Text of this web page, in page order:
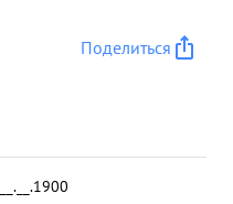
Поделиться
__.__.1900